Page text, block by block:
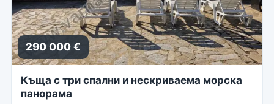
290 000 €
Къща с три спални и нескриваема морска
панорама